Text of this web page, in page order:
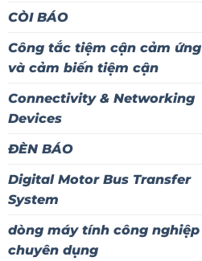
CÒI BÁO
Công tắc tiệm cận cảm ứng
và cảm biến tiệm cận
Connectivity & Networking
Devices
ĐÈN BÁO
Digital Motor Bus Transfer
System
dòng máy tính công nghiệp
chuyên dụng